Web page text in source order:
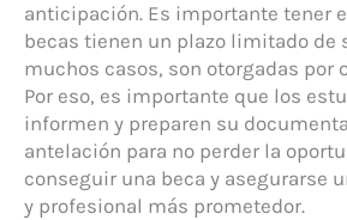
anticipación. Es importante tener
becas tienen un plazo limitado de
muchos casos, son otorgadas por
Por eso, es importante que los
informen y preparen su
antelación para no perder la
conseguir una beca y asegurarse
y profesional más prometedor.